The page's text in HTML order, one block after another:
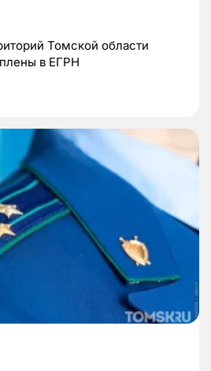
Томской области
в ЕГРН